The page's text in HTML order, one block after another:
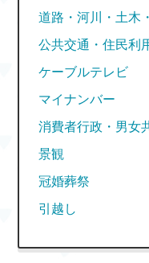
道路・河川・土木
公共交通・住民利
ケーブルテレビ
マイナンバー
消費者行政・男女
景観
冠婚葬祭
引越し